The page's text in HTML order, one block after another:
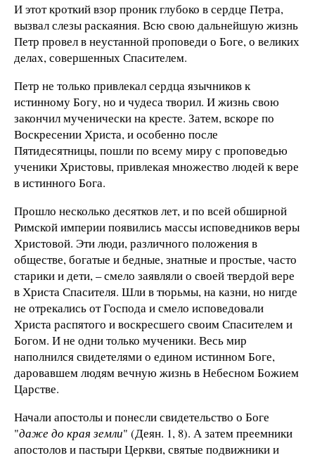
И этот кроткий взор проник глубоко в сердце Петра,
вызвал слезы раскаяния. Всю свою дальнейшую жизнь
Петр провел в неустанной проповеди о Боге, о великих
делах, совершенных Спасителем.
Петр не только привлекал сердца язычников к
истинному Богу, но и чудеса творил. И жизнь свою
закончил мученически на кресте. Затем, вскоре по
Воскресении Христа, и особенно после
Пятидесятницы, пошли по всему миру с проповедью
ученики Христовы, привлекая множество людей к вере
в истинного Бога.
Прошло несколько десятков лет, и по всей обширной
Римской империи появились массы исповедников веры
Христовой. Эти люди, различного положения в
обществе, богатые и бедные, знатные и простые, часто
старики и дети, – смело заявляли о своей твердой вере
в Христа Спасителя. Шли в тюрьмы, на казни, но нигде
не отрекались от Господа и смело исповедовали
Христа распятого и воскресшего своим Спасителем и
Богом. И не одни только мученики. Весь мир
наполнился свидетелями о едином истинном Боге,
даровавшем людям вечную жизнь в Небесном Божием
Царстве.
Начали апостолы и понесли свидетельство о Боге
"даже до края земли" (Деян. 1, 8). А затем преемники
апостолов и пастыри Церкви, святые подвижники и